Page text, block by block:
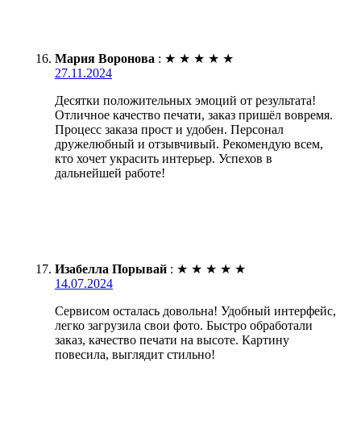
Мария Воронова : ★ ★ ★ ★ ★
27.11.2024
Десятки положительных эмоций от результата!
Отличное качество печати, заказ пришёл вовремя.
Процесс заказа прост и удобен. Персонал
дружелюбный и отзывчивый. Рекомендую всем,
кто хочет украсить интерьер. Успехов в
дальнейшей работе!
Изабелла Порывай : ★ ★ ★ ★ ★
14.07.2024
Сервисом осталась довольна! Удобный интерфейс,
легко загрузила свои фото. Быстро обработали
заказ, качество печати на высоте. Картину
повесила, выглядит стильно!